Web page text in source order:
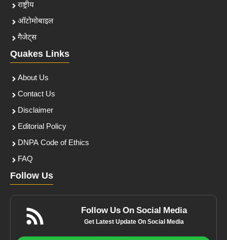
राष्ट्रीय
ऑटोमोबाइल
गैजेट्स
Quakes Links
About Us
Contact Us
Disclaimer
Editorial Policy
DNPA Code of Ethics
FAQ
Follow Us
Follow Us On Social Media
Get Latest Update On Social Media